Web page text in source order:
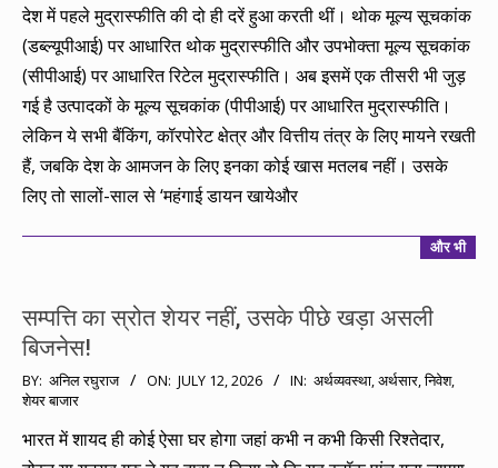
03
देश में पहले मुद्रास्फीति की दो ही दरें हुआ करती थीं। थोक मूल्य सूचकांक
(डब्ल्यूपीआई) पर आधारित थोक मुद्रास्फीति और उपभोक्ता मूल्य सूचकांक
(सीपीआई) पर आधारित रिटेल मुद्रास्फीति। अब इसमें एक तीसरी भी जुड़
गई है उत्पादकों के मूल्य सूचकांक (पीपीआई) पर आधारित मुद्रास्फीति।
लेकिन ये सभी बैंकिंग, कॉरपोरेट क्षेत्र और वित्तीय तंत्र के लिए मायने रखती
हैं, जबकि देश के आमजन के लिए इनका कोई खास मतलब नहीं। उसके
लिए तो सालों-साल से ‘महंगाई डायन खायेऔर
और भी
सम्पत्ति का स्रोत शेयर नहीं, उसके पीछे खड़ा असली
बिजनेस!
2026-
07-
12
BY: अनिल रघुराज ON: JULY 12, 2026 IN: अर्थव्यवस्था,अर्थसार,निवेश,
शेयर बाजार
भारत में शायद ही कोई ऐसा घर होगा जहां कभी न कभी किसी रिश्तेदार,